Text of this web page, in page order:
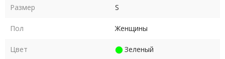
Размер S
Пол Женщины
Цвет Зеленый